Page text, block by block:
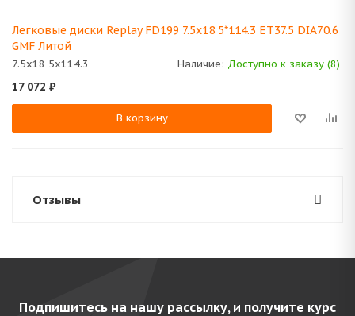
Легковые диски Replay FD199 7.5x18 5*114.3 ET37.5 DIA70.6
GMF Литой
7.5x18 5x114.3 Наличие: Доступно к заказу (8)
17 072 ₽
В корзину
Отзывы
Подпишитесь на нашу рассылку, и получите курс